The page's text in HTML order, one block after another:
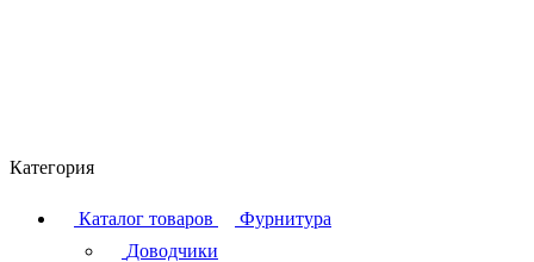
Категория
Каталог товаров
Фурнитура
Доводчики